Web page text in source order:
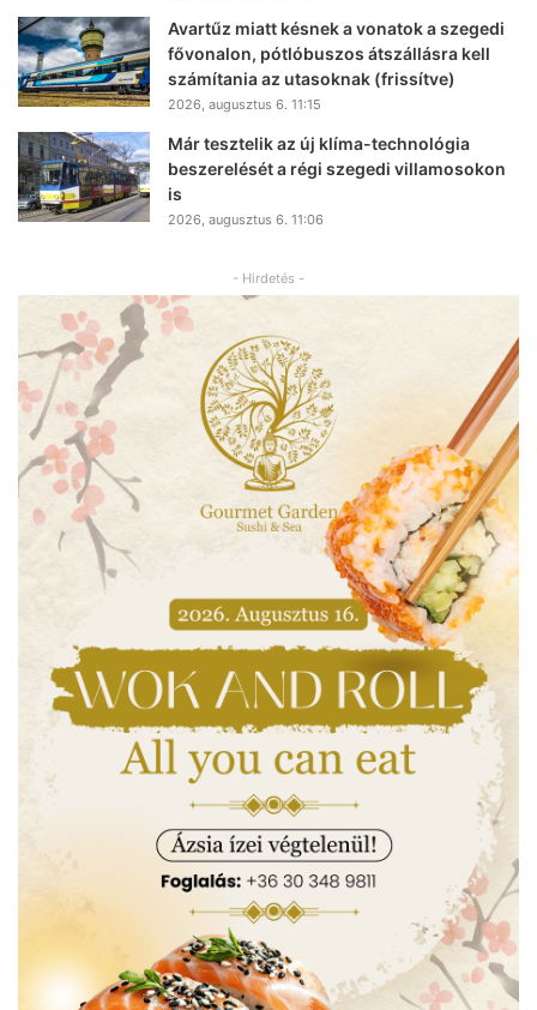
Avartűz miatt késnek a vonatok a szegedi
fővonalon, pótlóbuszos átszállásra kell
számítania az utasoknak (frissítve)
2026, augusztus 6. 11:15
Már tesztelik az új klíma-technológia
beszerelését a régi szegedi villamosokon
is
2026, augusztus 6. 11:06
- Hirdetés -